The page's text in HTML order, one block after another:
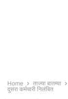
Home ताज्या बातम्या
दुसरा कर्मचारी निलंबित